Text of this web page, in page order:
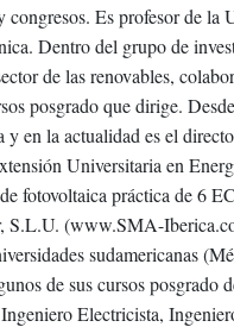
Es profesor de
Dentro del grupo de
de las renovables,
posgrado que dirige.
en la actualidad es el
Universitaria en
fotovoltaica práctica de 6
S.L.U. (www.SMA-
sudamericanas
de sus cursos posgrado
Electricista,